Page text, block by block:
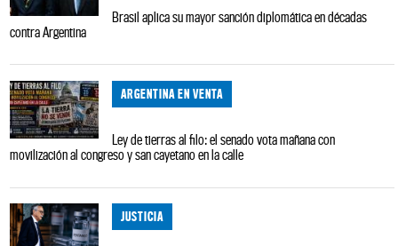
Brasil aplica su mayor sanción diplomática en décadas
contra Argentina
ARGENTINA EN VENTA
Ley de tierras al filo: el senado vota mañana con
movilización al congreso y san cayetano en la calle
JUSTICIA